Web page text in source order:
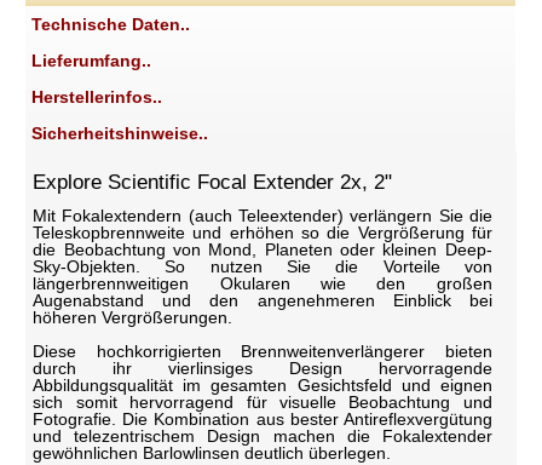
Technische Daten..
Lieferumfang..
Herstellerinfos..
Sicherheitshinweise..
Explore Scientific Focal Extender 2x, 2"
Mit Fokalextendern (auch Teleextender) verlängern Sie die
Teleskopbrennweite und erhöhen so die Vergrößerung für
die Beobachtung von Mond, Planeten oder kleinen Deep-
Sky-Objekten. So nutzen Sie die Vorteile von
längerbrennweitigen Okularen wie den großen
Augenabstand und den angenehmeren Einblick bei
höheren Vergrößerungen.
Diese hochkorrigierten Brennweitenverlängerer bieten
durch ihr vierlinsiges Design hervorragende
Abbildungsqualität im gesamten Gesichtsfeld und eignen
sich somit hervorragend für visuelle Beobachtung und
Fotografie. Die Kombination aus bester Antireflexvergütung
und telezentrischem Design machen die Fokalextender
gewöhnlichen Barlowlinsen deutlich überlegen.